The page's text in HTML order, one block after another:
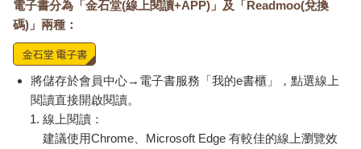
幻雲號實習任務
任務地點：赤糖星球
乘車月臺：秀美雜貨店
乘車時間：今日下午四點
志典自己先興奮的看了一遍訊息，接著禁不住叮咚在一旁跳啊跳
的吵著，便讀出訊息內容──不知道為什麼，似乎只有志典可以清
楚看見浮在半空中的訊息文字。
電子書分為「金石堂(線上閱讀+APP)」及「Readmoo(兌換
碼)」兩種：
將儲存於會員中心→電子書服務「我的e書櫃」，點選線上
閱讀直接開啟閱讀。
線上閱讀：
建議使用Chrome、Microsoft Edge 有較佳的線上瀏覽效